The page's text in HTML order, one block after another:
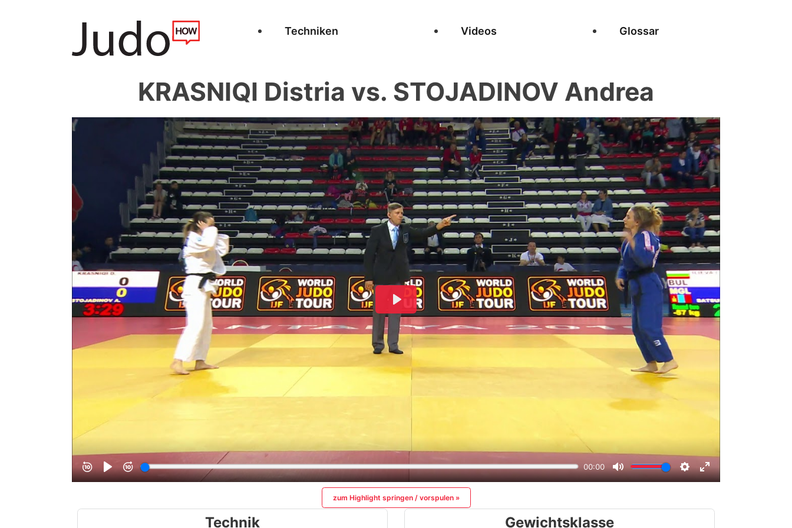
Techniken Videos Glossar
KRASNIQI Distria vs. STOJADINOV Andrea
zum Highlight springen / vorspulen »
Technik Gewichtsklasse